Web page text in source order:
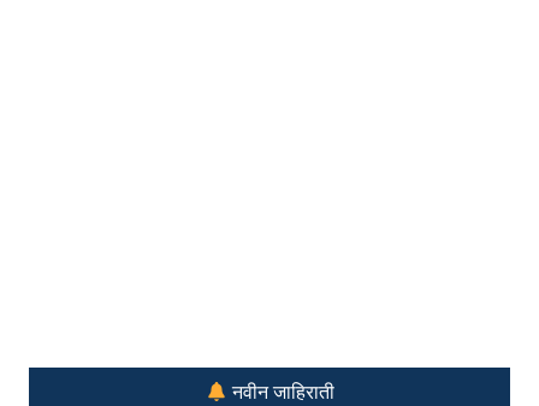
नवीन जाहिराती